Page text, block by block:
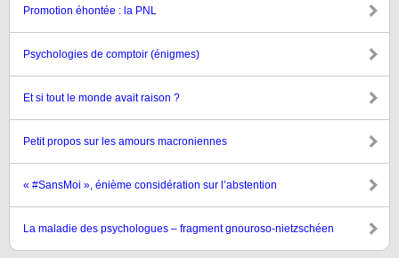
Promotion éhontée : la PNL
Psychologies de comptoir (énigmes)
Et si tout le monde avait raison ?
Petit propos sur les amours macroniennes
« #SansMoi », énième considération sur l’abstention
La maladie des psychologues – fragment gnouroso-nietzschéen